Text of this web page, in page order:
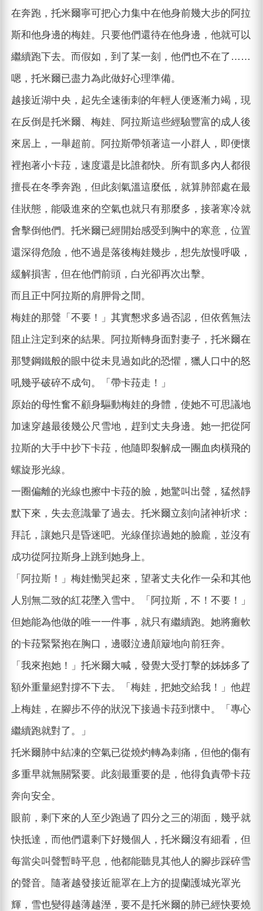
在奔跑，托米爾寧可把心力集中在他身前幾大步的阿拉
斯和他身邊的梅娃。只要他們還待在他身邊，他就可以
繼續跑下去。而假如，到了某一刻，他們也不在了……
嗯，托米爾已盡力為此做好心理準備。
越接近湖中央，起先全速衝刺的年輕人便逐漸力竭，現
在反倒是托米爾、梅娃、阿拉斯這些經驗豐富的成人後
來居上，一舉超前。阿拉斯帶領著這一小群人，即便懷
裡抱著小卡菈，速度還是比誰都快。所有凱多內人都很
擅長在冬季奔跑，但此刻氣溫這麼低，就算肺部處在最
佳狀態，能吸進來的空氣也就只有那麼多，接著寒冷就
會擊倒他們。托米爾已經開始感受到胸中的寒意，位置
還深得危險，他不過是落後梅娃幾步，想先放慢呼吸，
緩解損害，但在他們前頭，白光卻再次出擊。
而且正中阿拉斯的肩胛骨之間。
梅娃的那聲「不要！」其實懇求多過否認，但依舊無法
阻止注定到來的結果。阿拉斯轉身面對妻子，托米爾在
那雙鋼鐵般的眼中從未見過如此的恐懼，獵人口中的怒
吼幾乎破碎不成句。「帶卡菈走！」
原始的母性奮不顧身驅動梅娃的身體，使她不可思議地
加速穿越最後幾公尺雪地，趕到丈夫身邊。她一把從阿
拉斯的大手中抄下卡菈，他隨即裂解成一團血肉橫飛的
螺旋形光線。
一圈偏離的光線也擦中卡菈的臉，她驚叫出聲，猛然靜
默下來，失去意識暈了過去。托米爾立刻向諸神祈求：
拜託，讓她只是昏迷吧。光線僅掠過她的臉龐，並沒有
成功從阿拉斯身上跳到她身上。
「阿拉斯！」梅娃慟哭起來，望著丈夫化作一朵和其他
人別無二致的紅花墜入雪中。「阿拉斯，不！不要！」
但她能為他做的唯一一件事，就只有繼續跑。她將癱軟
的卡菈緊緊抱在胸口，邊啜泣邊顛簸地向前狂奔。
「我來抱她！」托米爾大喊，發覺大受打擊的姊姊多了
額外重量絕對撐不下去。「梅娃，把她交給我！」他趕
上梅娃，在腳步不停的狀況下接過卡菈到懷中。「專心
繼續跑就對了。」
托米爾肺中結凍的空氣已從燒灼轉為刺痛，但他的傷有
多重早就無關緊要。此刻最重要的是，他得負責帶卡菈
奔向安全。
眼前，剩下來的人至少跑過了四分之三的湖面，幾乎就
快抵達，而他們還剩下好幾個人，托米爾沒有細看，但
每當尖叫聲暫時平息，他都能聽見其他人的腳步踩碎雪
的聲音。隨著越發接近籠罩在上方的提蘭護城光罩光
輝，雪也變得越薄越溼，要不是托米爾的肺已經快要燒